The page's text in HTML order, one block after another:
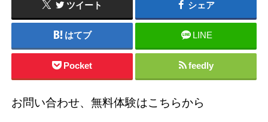
ツイート シェア
はてブ LINE
Pocket feedly
お問い合わせ、無料体験はこちらから